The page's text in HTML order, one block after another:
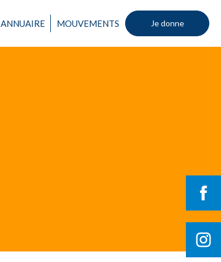
ANNUAIRE MOUVEMENTS Je donne